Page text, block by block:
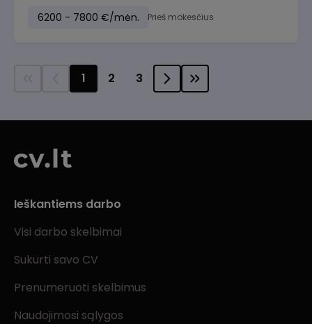
6200 - 7800 €/mėn. Prieš mokesčius
1 2 3
Ieškantiems darbo
Visi darbo skelbimai
Sukurti savo CV
Prenumeruoti skelbimus
Naudojimosi sąlygos